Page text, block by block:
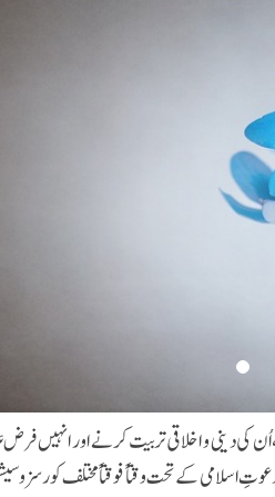
کی دینی و اخلاقی تربیت کرنے اور انہیں
کے تحت وقتاً فوقتاً مختلف کورسزو